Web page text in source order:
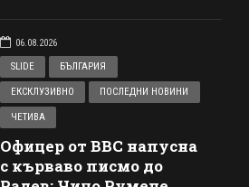
06.08.2026
SLIDE
БЪЛГАРИЯ
ЕКСКЛУЗИВНО ПОСЛЕДНИ НОВИНИ
ЧЕТИВА
Офицер от ВВС напусна
с кърваво писмо до